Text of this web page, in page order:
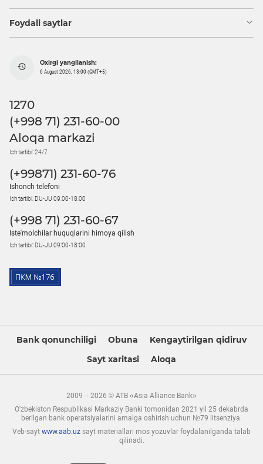
Foydali saytlar
Oxirgi yangilanish:
6 August 2026, 13:00 (GMT+5)
1270
(+998 71) 231-60-00
Aloqa markazi
Ish tartibi: 24/7
(+99871) 231-60-76
Ishonch telefoni
Ish tartibi: DU-JU 09:00-18:00
(+998 71) 231-60-67
Iste'molchilar huquqlarini himoya qilish
Ish tartibi: DU-JU 09:00-18:00
Bank qonunchiligi Obuna
Kengaytirilgan qidiruv
Sayt xaritasi
Aloqa
2009 – 2026 © ATB «Asia Alliance Bank»
O'zbekiston Respublikasi Markaziy Banki tomonidan 2021 yil 25 dekabrda
berilgan bank operatsiyalarini amalga oshirish uchun №79 litsenziya.
Veb-sayt www.aab.uz sayt materiallari mos yozuvlar foydalanilganda talab
qilinadi.